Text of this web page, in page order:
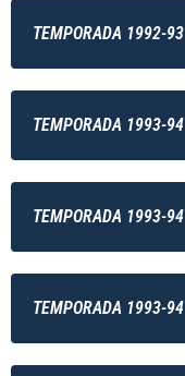
TEMPORADA 1992-93
TEMPORADA 1993-94
TEMPORADA 1993-94
TEMPORADA 1993-94